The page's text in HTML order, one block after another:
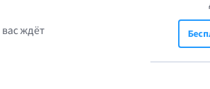
ждёт